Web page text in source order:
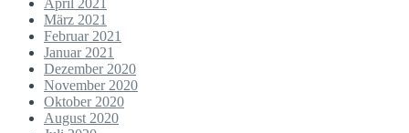
April 2021
März 2021
Februar 2021
Januar 2021
Dezember 2020
November 2020
Oktober 2020
August 2020